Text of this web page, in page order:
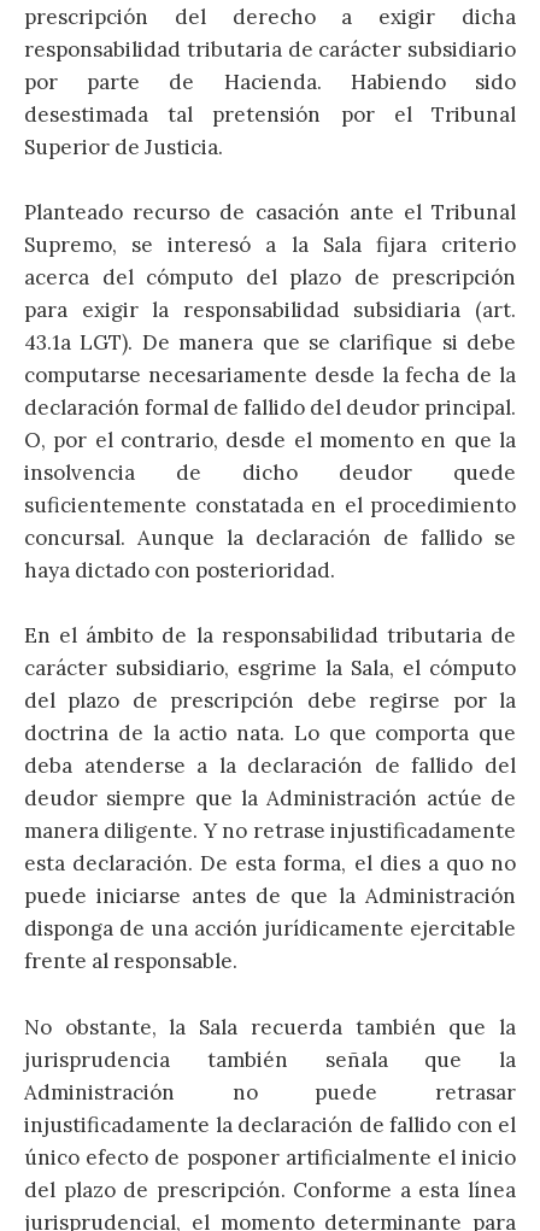
prescripción del derecho a exigir dicha
responsabilidad tributaria de carácter subsidiario
por parte de Hacienda. Habiendo sido
desestimada tal pretensión por el Tribunal
Superior de Justicia.
Planteado recurso de casación ante el Tribunal
Supremo, se interesó a la Sala fijara criterio
acerca del cómputo del plazo de prescripción
para exigir la responsabilidad subsidiaria (art.
43.1a LGT). De manera que se clarifique si debe
computarse necesariamente desde la fecha de la
declaración formal de fallido del deudor principal.
O, por el contrario, desde el momento en que la
insolvencia de dicho deudor quede
suficientemente constatada en el procedimiento
concursal. Aunque la declaración de fallido se
haya dictado con posterioridad.
En el ámbito de la responsabilidad tributaria de
carácter subsidiario, esgrime la Sala, el cómputo
del plazo de prescripción debe regirse por la
doctrina de la actio nata. Lo que comporta que
deba atenderse a la declaración de fallido del
deudor siempre que la Administración actúe de
manera diligente. Y no retrase injustificadamente
esta declaración. De esta forma, el dies a quo no
puede iniciarse antes de que la Administración
disponga de una acción jurídicamente ejercitable
frente al responsable.
No obstante, la Sala recuerda también que la
jurisprudencia también señala que la
Administración no puede retrasar
injustificadamente la declaración de fallido con el
único efecto de posponer artificialmente el inicio
del plazo de prescripción. Conforme a esta línea
jurisprudencial, el momento determinante para